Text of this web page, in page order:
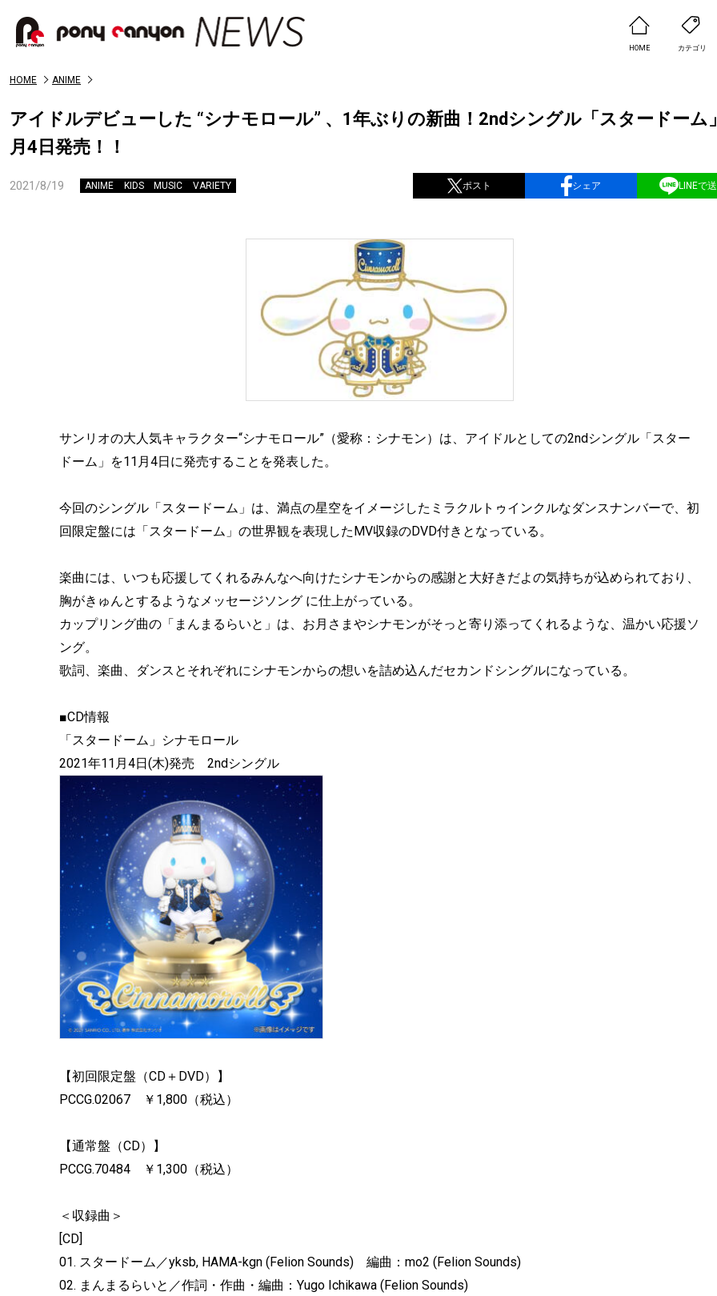
HOME カテゴリ
HOME ANIME
アイドルデビューした “シナモロール” 、1年ぶりの新曲！2ndシングル「スタードーム
月4日発売！！
2021/8/19 ANIME KIDS MUSIC VARIETY ポスト シェア LINEで
サンリオの大人気キャラクター“シナモロール”（愛称：シナモン）は、アイドルとしての2ndシングル「スター
ドーム」を11月4日に発売することを発表した。
今回のシングル「スタードーム」は、満点の星空をイメージしたミラクルトゥインクルなダンスナンバーで、初
回限定盤には「スタードーム」の世界観を表現したMV収録のDVD付きとなっている。
楽曲には、いつも応援してくれるみんなへ向けたシナモンからの感謝と大好きだよの気持ちが込められており、
胸がきゅんとするようなメッセージソング に仕上がっている。
カップリング曲の「まんまるらいと」は、お月さまやシナモンがそっと寄り添ってくれるような、温かい応援ソ
ング。
歌詞、楽曲、ダンスとそれぞれにシナモンからの想いを詰め込んだセカンドシングルになっている。
■CD情報
「スタードーム」シナモロール
2021年11月4日(木)発売 2ndシングル
【初回限定盤（CD＋DVD）】
PCCG.02067 ￥1,800（税込）
【通常盤（CD）】
PCCG.70484 ￥1,300（税込）
＜収録曲＞
[CD]
01. スタードーム／yksb, HAMA-kgn (Felion Sounds) 編曲：mo2 (Felion Sounds)
02. まんまるらいと／作詞・作曲・編曲：Yugo Ichikawa (Felion Sounds)